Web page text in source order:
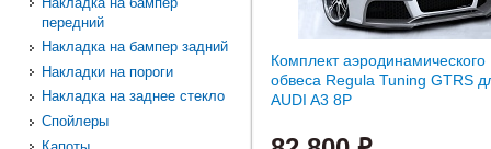
Комплект аэродинамического
обвеса Regula Tuning GTRS
AUDI A3 8P
передний
Накладка на бампер задний
Накладки на пороги
Накладка на заднее стекло
Спойлеры